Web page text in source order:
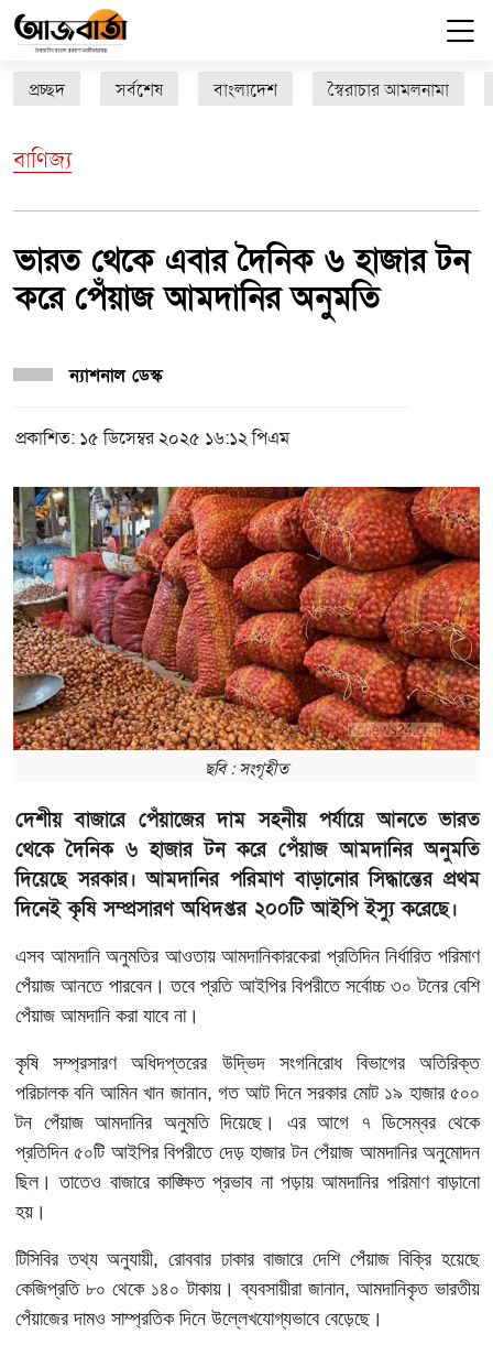
প্রচ্ছদ সর্বশেষ বাংলাদেশ স্বৈরাচার আমলনামা
বাণিজ্য
ভারত থেকে এবার দৈনিক ৬ হাজার টন
করে পেঁয়াজ আমদানির অনুমতি
ন্যাশনাল ডেস্ক
প্রকাশিত: ১৫ ডিসেম্বর ২০২৫ ১৬:১২ পিএম
ছবি : সংগৃহীত
দেশীয় বাজারে পেঁয়াজের দাম সহনীয় পর্যায়ে আনতে ভারত
থেকে দৈনিক ৬ হাজার টন করে পেঁয়াজ আমদানির অনুমতি
দিয়েছে সরকার। আমদানির পরিমাণ বাড়ানোর সিদ্ধান্তের প্রথম
দিনেই কৃষি সম্প্রসারণ অধিদপ্তর ২০০টি আইপি ইস্যু করেছে।
এসব আমদানি অনুমতির আওতায় আমদানিকারকেরা প্রতিদিন নির্ধারিত পরিমাণ
পেঁয়াজ আনতে পারবেন। তবে প্রতি আইপির বিপরীতে সর্বোচ্চ ৩০ টনের বেশি
পেঁয়াজ আমদানি করা যাবে না।
কৃষি সম্প্রসারণ অধিদপ্তরের উদ্ভিদ সংগনিরোধ বিভাগের অতিরিক্ত
পরিচালক বনি আমিন খান জানান, গত আট দিনে সরকার মোট ১৯ হাজার ৫০০
টন পেঁয়াজ আমদানির অনুমতি দিয়েছে। এর আগে ৭ ডিসেম্বর থেকে
প্রতিদিন ৫০টি আইপির বিপরীতে দেড় হাজার টন পেঁয়াজ আমদানির অনুমোদন
ছিল। তাতেও বাজারে কাঙ্ক্ষিত প্রভাব না পড়ায় আমদানির পরিমাণ বাড়ানো
হয়।
টিসিবির তথ্য অনুযায়ী, রোববার ঢাকার বাজারে দেশি পেঁয়াজ বিক্রি হয়েছে
কেজিপ্রতি ৮০ থেকে ১৪০ টাকায়। ব্যবসায়ীরা জানান, আমদানিকৃত ভারতীয়
পেঁয়াজের দামও সাম্প্রতিক দিনে উল্লেখযোগ্যভাবে বেড়েছে।